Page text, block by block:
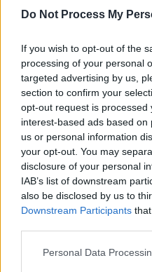
Do Not Process My
If you wish to opt-out of the
processing of your personal
targeted advertising by us,
section to confirm your
opt-out request is processed
interest-based ads based
us or personal information
your opt-out. You may
disclosure of your personal
IAB’s list of downstream
also be disclosed by us to
Downstream Participants
Please note that this
Personal Data
Πολιτισμός|16.08.2025
Τα Χανιά χόρεψαν
15Αύγουστο
Τα Χανιά δεν είχαν
και η αγκαλιά του
θερμή